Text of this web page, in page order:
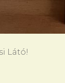
Látó!